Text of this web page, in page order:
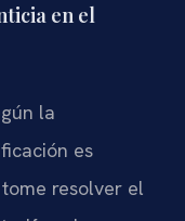
en el
la
es
resolver el